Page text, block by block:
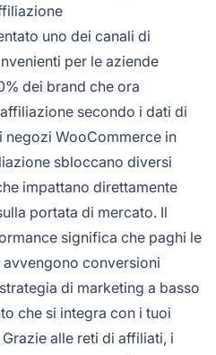
uno dei canali di
per le aziende
dei brand che ora
secondo i dati di
negozi WooCommerce in
sbloccano diversi
impattano direttamente
portata di mercato. Il
significa che paghi le
conversioni
di marketing a basso
che si integra con i tuoi
alle reti di affiliati, i